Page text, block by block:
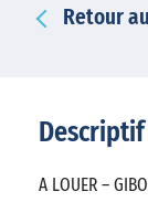
Retour
A LOUER –